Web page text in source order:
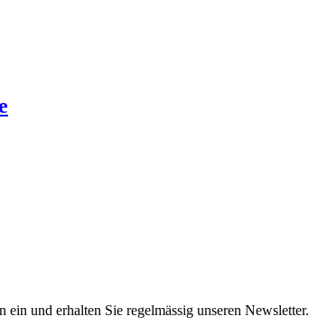
und erhalten Sie regelmässig unseren Newsletter.